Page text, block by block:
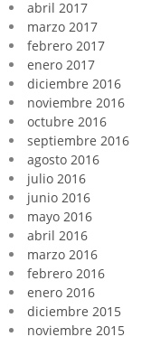
abril 2017
marzo 2017
febrero 2017
enero 2017
diciembre 2016
noviembre 2016
octubre 2016
septiembre 2016
agosto 2016
julio 2016
junio 2016
mayo 2016
abril 2016
marzo 2016
febrero 2016
enero 2016
diciembre 2015
noviembre 2015